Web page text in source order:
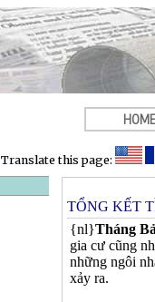
HOME
Translate this page:
TỔNG KẾT
{nl}Tháng
gia cư cũng
những ngôi
xảy ra.